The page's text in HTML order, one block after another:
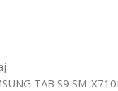
TAB S9 SM-